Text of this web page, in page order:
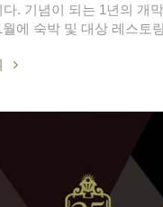
다. 기념이 되는 1년의 개
월에 숙박 및 대상 레스토